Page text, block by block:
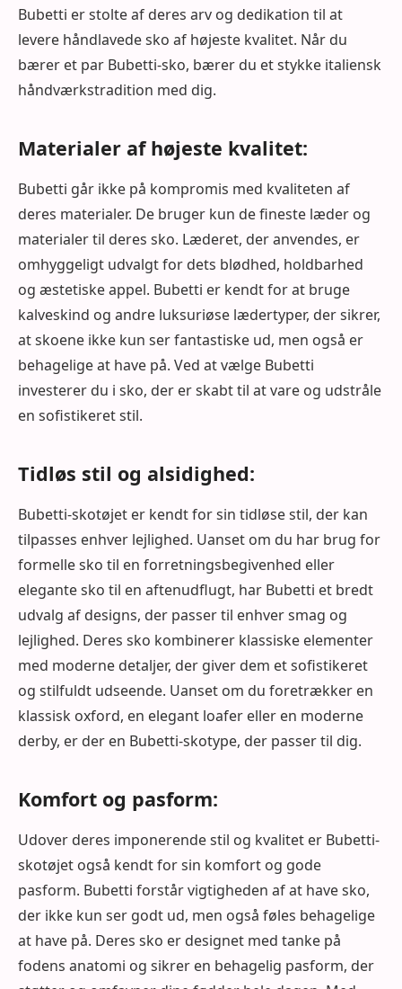
Bubetti er stolte af deres arv og dedikation til at
levere håndlavede sko af højeste kvalitet. Når du
bærer et par Bubetti-sko, bærer du et stykke italiensk
håndværkstradition med dig.
Materialer af højeste kvalitet:
Bubetti går ikke på kompromis med kvaliteten af ​​
deres materialer. De bruger kun de fineste læder og
materialer til deres sko. Læderet, der anvendes, er
omhyggeligt udvalgt for dets blødhed, holdbarhed
og æstetiske appel. Bubetti er kendt for at bruge
kalveskind og andre luksuriøse lædertyper, der sikrer,
at skoene ikke kun ser fantastiske ud, men også er
behagelige at have på. Ved at vælge Bubetti
investerer du i sko, der er skabt til at vare og udstråle
en sofistikeret stil.
Tidløs stil og alsidighed:
Bubetti-skotøjet er kendt for sin tidløse stil, der kan
tilpasses enhver lejlighed. Uanset om du har brug for
formelle sko til en forretningsbegivenhed eller
elegante sko til en aftenudflugt, har Bubetti et bredt
udvalg af designs, der passer til enhver smag og
lejlighed. Deres sko kombinerer klassiske elementer
med moderne detaljer, der giver dem et sofistikeret
og stilfuldt udseende. Uanset om du foretrækker en
klassisk oxford, en elegant loafer eller en moderne
derby, er der en Bubetti-skotype, der passer til dig.
Komfort og pasform:
Udover deres imponerende stil og kvalitet er Bubetti-
skotøjet også kendt for sin komfort og gode
pasform. Bubetti forstår vigtigheden af ​​at have sko,
der ikke kun ser godt ud, men også føles behagelige
at have på. Deres sko er designet med tanke på
fodens anatomi og sikrer en behagelig pasform, der